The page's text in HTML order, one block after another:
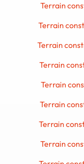
Terrain
Terrain
Terrain
Terrain
Terrain
Terrain
Terrain
Terrain